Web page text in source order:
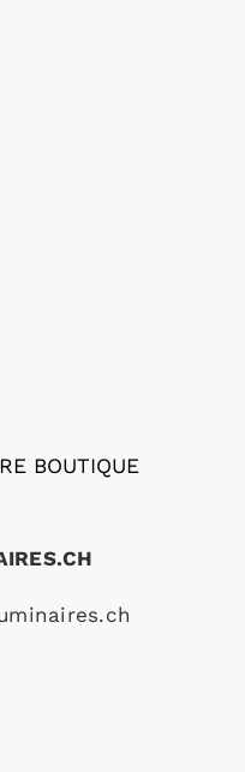
BOUTIQUE